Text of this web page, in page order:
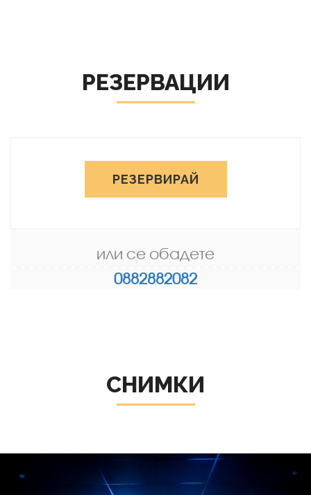
РЕЗЕРВАЦИИ
РЕЗЕРВИРАЙ
или се обадете
0882882082
СНИМКИ